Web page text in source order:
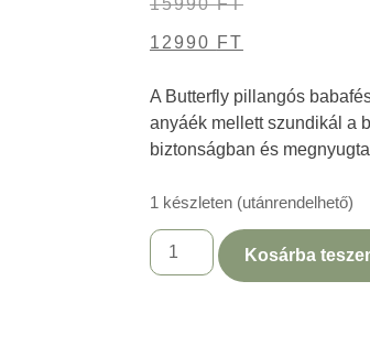
12990 FT
A Butterfly pillangós
anyáék mellett szundikál a
biztonságban és
1 készleten (utánrendelhető)
Kosárba